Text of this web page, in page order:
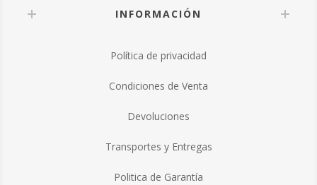
INFORMACIÓN
Política de privacidad
Condiciones de Venta
Devoluciones
Transportes y Entregas
Politica de Garantía